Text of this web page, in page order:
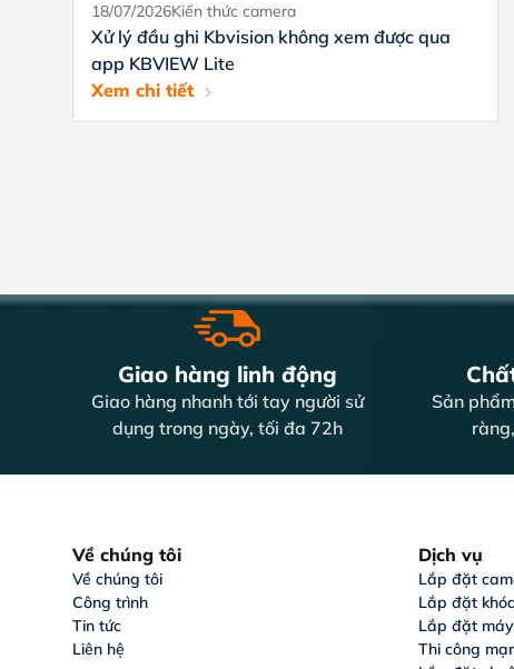
18/07/2026Kiến thức camera
Xử lý đầu ghi Kbvision không xem được qua
app KBVIEW Lite
Xem chi tiết
Giao hàng linh động
Giao hàng nhanh tới tay người sử
dụng trong ngày, tối đa 72h
Sản
Về chúng tôi
Về chúng tôi
Công trình
Tin tức
Liên hệ
Dịch vụ
Lắp đặt
Lắp đặt
Lắp đặt
Thi công